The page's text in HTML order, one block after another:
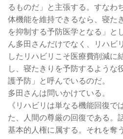
るものだ」と主張する。すなわ
体機能を維持できるなら、寝た
を抑制する予防医学となる」と
ん多田さんだけでなく、リハビ
したリハビリこそ医療費削減に
し、寝たきりを予防するような
護予防」と呼んでいるのだ。
多田さんは問いかけている。
《リハビリは単なる機能回復で
た、人間の尊厳の回復である。
基本的人権に属する。それを奪